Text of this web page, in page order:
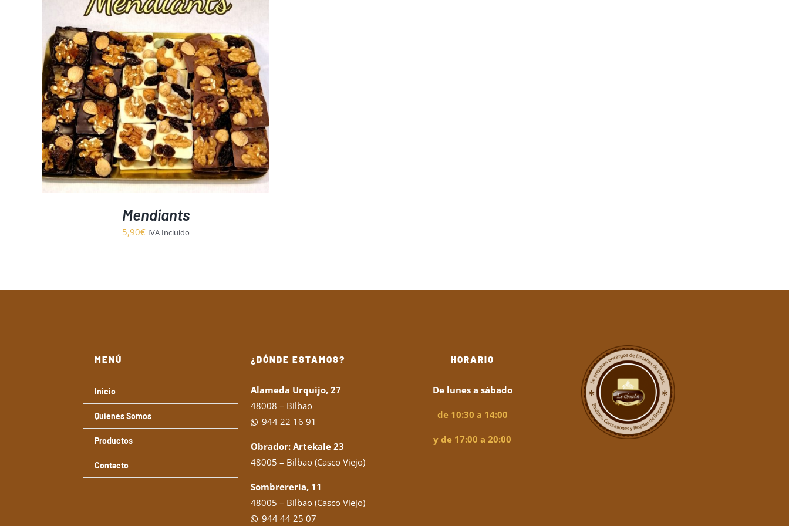
Mendiants
5,90€ IVA Incluido
MENÚ
Inicio
Quienes Somos
Productos
Contacto
¿DÓNDE ESTAMOS?
Alameda Urquijo, 27
48008 – Bilbao
944 22 16 91
Obrador: Artekale 23
48005 – Bilbao (Casco Viejo)
Sombrerería, 11
48005 – Bilbao (Casco Viejo)
944 44 25 07
HORARIO
De lunes a sábado
de 10:30 a 14:00
y de 17:00 a 20:00